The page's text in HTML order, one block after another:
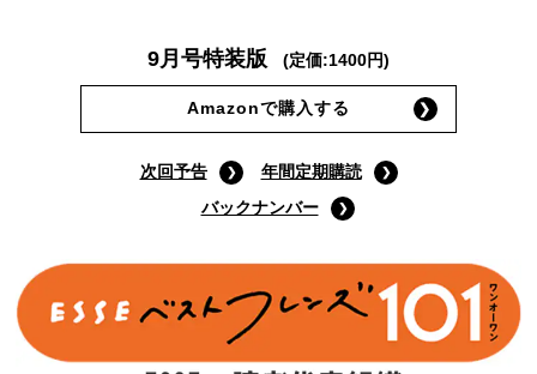
Amazonで購入する
次回予告
年間定期購読